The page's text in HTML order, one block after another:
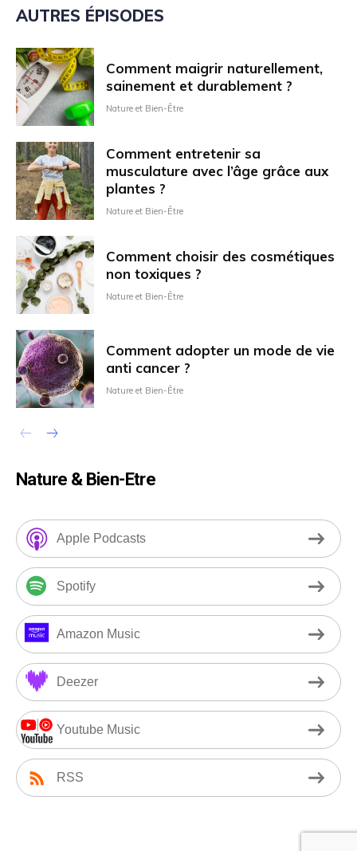
AUTRES ÉPISODES
Comment maigrir naturellement,
sainement et durablement ?
Nature et Bien-Être
Comment entretenir sa
musculature avec l’âge grâce aux
plantes ?
Nature et Bien-Être
Comment choisir des cosmétiques
non toxiques ?
Nature et Bien-Être
Comment adopter un mode de vie
anti cancer ?
Nature et Bien-Être
Nature & Bien-Etre
Apple Podcasts
Spotify
Amazon Music
Deezer
Youtube Music
RSS